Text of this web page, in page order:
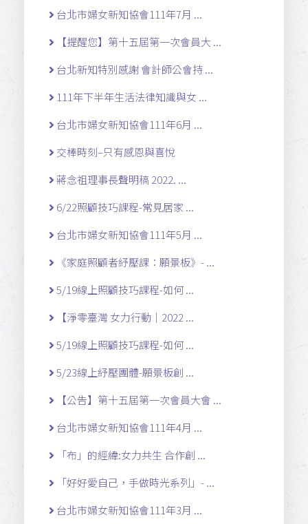
台北市婦女新知協會111年7月 ...
【提醒您】第十五屆第一次會員大 ...
台北新知特別感謝 會計師公會持 ...
111年下半年生活法律知識與女 ...
台北市婦女新知協會111年6月 ...
交棒時刻–只有感恩與喜悅
蔣念祖理事長聲明稿 2022. ...
6/22照顧技巧課程-常見居家 ...
台北市婦女新知協會111年5月 ...
《家庭照顧者紓壓課：願景板》- ...
5/19線上照顧技巧課程-如何 ...
【淨零臺灣 女力行動｜2022 ...
5/19線上照顧技巧課程-如何 ...
5/23線上紓壓團體-願景板創 ...
【公告】第十五屆第一次會員大會 ...
台北市婦女新知協會111年4月 ...
「布」的經緯:女力共生 合作創 ...
「好好愛自己，手做時光系列」- ...
台北市婦女新知協會111年3月 ...